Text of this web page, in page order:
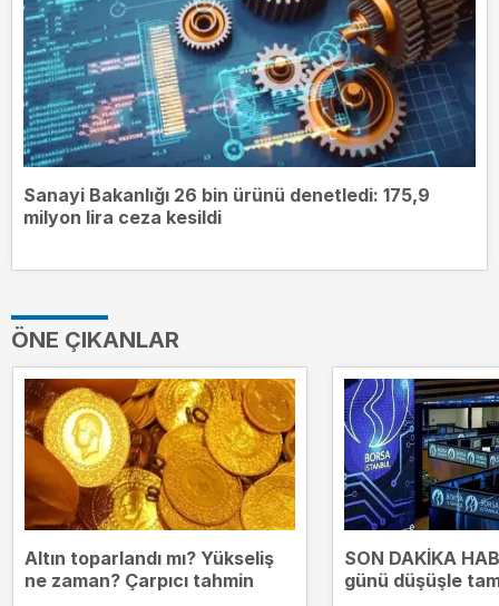
Sanayi Bakanlığı 26 bin ürünü denetledi: 175,9
milyon lira ceza kesildi
ÖNE ÇIKANLAR
Altın toparlandı mı? Yükseliş
ne zaman? Çarpıcı tahmin
SON DAKİKA
günü düşüşle